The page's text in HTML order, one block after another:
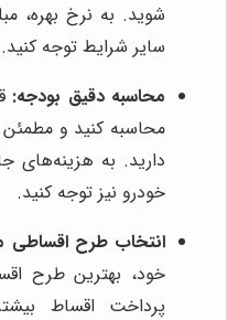
شوید. به نرخ بهره،
سایر شرایط توجه کنید.
محاسبه دقیق بودجه:
محاسبه کنید و مطمئن
دارید. به هزینه‌های
خودرو نیز توجه کنید.
انتخاب طرح اقساطی
خود، بهترین طرح
پرداخت اقساط